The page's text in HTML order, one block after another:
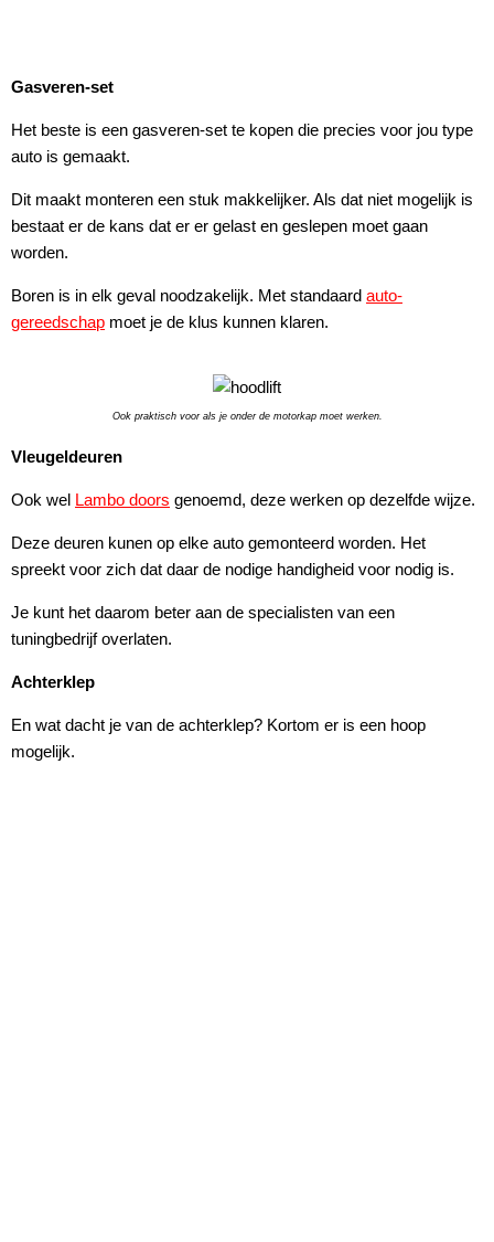
Gasveren-set
Het beste is een gasveren-set te kopen die precies voor jou type
auto is gemaakt.
Dit maakt monteren een stuk makkelijker. Als dat niet mogelijk is
bestaat er de kans dat er er gelast en geslepen moet gaan
worden.
Boren is in elk geval noodzakelijk. Met standaard auto-
gereedschap moet je de klus kunnen klaren.
Ook praktisch voor als je onder de motorkap moet werken.
Vleugeldeuren
Ook wel Lambo doors genoemd, deze werken op dezelfde wijze.
Deze deuren kunen op elke auto gemonteerd worden. Het
spreekt voor zich dat daar de nodige handigheid voor nodig is.
Je kunt het daarom beter aan de specialisten van een
tuningbedrijf overlaten.
Achterklep
En wat dacht je van de achterklep? Kortom er is een hoop
mogelijk.